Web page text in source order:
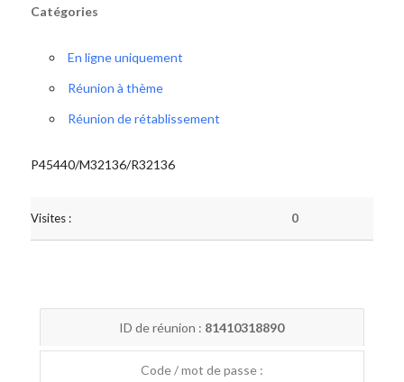
Catégories
En ligne uniquement
Réunion à thème
Réunion de rétablissement
P45440/M32136/R32136
Visites : 0
ID de réunion : 81410318890
Code / mot de passe :